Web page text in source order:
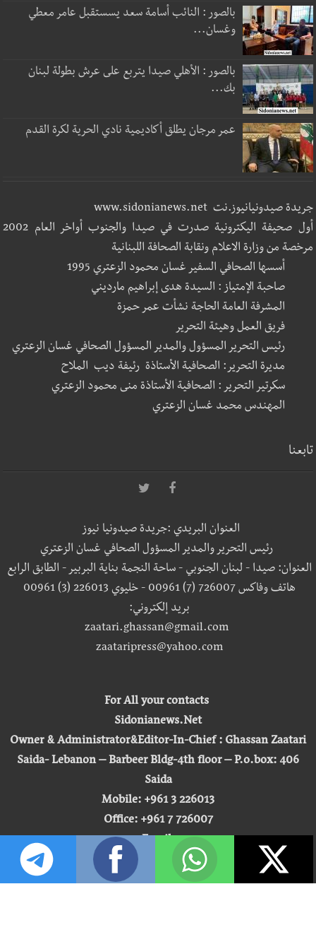
بالصور : النائب أسامة سعد يسستقبل عامر معطي
وغسان...
بالصور : الأهلي صيدا يتربع على عرش بطولة لبنان
بك...
عمر مرجان يطلق أكاديمية نادي الحرية لكرة القدم
جريدة صيدونيانيوز.نت www.sidonianews.net
أول صحيفة اليكترونية صدرت في صيدا والجنوب أواخر العام 2002
مرخصة من وزارة الاعلام ونقابة الصحافة اللبنانية
أسسها الصحافي السفير غسان محمود الزعتري 1995
صاحبة الإمتياز : السيدة هدى إبراهيم مارديني
المشرفة العامة الحاجة نشأت عمر حمزة
فريق العمل وهيئة التحرير
رئيس التحرير المسؤول والمدير المسؤول الصحافي غسان الزعتري
مديرة التحرير: الصحافية الأستاذة رئيفة ديب الملاح
سكرتير التحرير : الصحافية الأستاذة منى محمود الزعتري
المهندس محمد غسان الزعتري
تابعنا
العنوان البريدي :جريدة صيدونيا نيوز
رئيس التحرير والمدير المسؤول الصحافي غسان الزعتري
العنوان: صيدا - لبنان الجنوبي - ساحة النجمة بناية البربير - الطابق الرابع
هاتف وفاكس 726007 (7) 00961 - خليوي 226013 (3) 00961
بريد إلكتروني:
zaatari.ghassan@gmail.com
zaataripress@yahoo.com
For All your contacts
Sidonianews.Net
Owner & Administrator&Editor-In-Chief : Ghassan Zaatari
Saida- Lebanon – Barbeer Bldg-4th floor – P.o.box: 406
Saida
Mobile: +961 3 226013
Office: +961 7 726007
zaatari.ghassan@gmail.com
zaataripress@yahoo.com